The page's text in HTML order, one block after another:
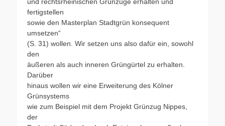
fertigstellen
sowie den Masterplan Stadtgrün konsequent
umsetzen“
(S. 31) wollen. Wir setzen uns also dafür ein, sowohl
den
äußeren als auch inneren Grüngürtel zu erhalten.
Darüber
hinaus wollen wir eine Erweiterung des Kölner
Grünsystems
wie zum Beispiel mit dem Projekt Grünzug Nippes,
der